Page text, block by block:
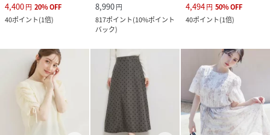
4,400円 20%OFF
40ポイント(1倍)
8,990円
817ポイント(10%ポイント
バック)
4,494円 50%OFF
40ポイント(1倍)